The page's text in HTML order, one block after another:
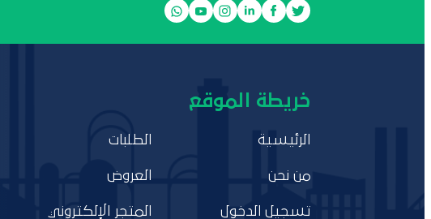
خريطة الموقع
الرئيسية
من نحن
تسجيل الدخول
الطلبات
العروض
المتجر الإلكتروني